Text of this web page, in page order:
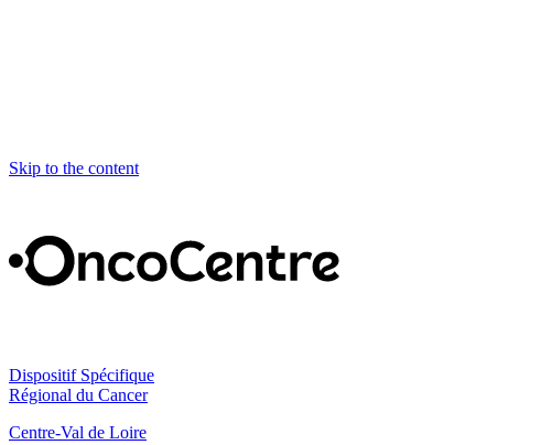
Skip to the content
Dispositif Spécifique
Régional du Cancer
Centre-Val de Loire